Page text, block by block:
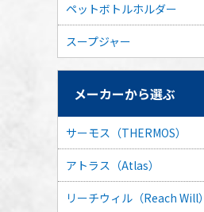
ペットボトルホルダー
スープジャー
メーカーから選ぶ
サーモス（THERMOS）
アトラス（Atlas）
リーチウィル（Reach Will）